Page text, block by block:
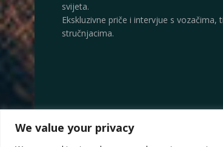
We value your privacy
svijeta.
Ekskluzivne priče i intervjue s vozačima,
stručnjacima.